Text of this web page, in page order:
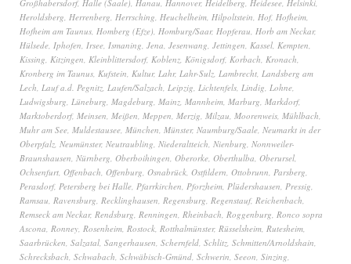
Großhabersdorf, Halle (Saale), Hanau, Hannover, Heidelberg, Heidesee, Helsinki,
Heroldsberg, Herrenberg, Herrsching, Heuchelheim, Hilpoltstein, Hof, Hofheim,
Hofheim am Taunus, Homberg (Efze), Homburg/Saar, Hopferau, Horb am Neckar,
Hülsede, Iphofen, Irsee, Ismaning, Jena, Jesenwang, Jettingen, Kassel, Kempten,
Kissing, Kitzingen, Kleinblittersdorf, Koblenz, Königsdorf, Korbach, Kronach,
Kronberg im Taunus, Kufstein, Kultur, Lahr, Lahr-Sulz, Lambrecht, Landsberg am
Lech, Lauf a.d. Pegnitz, Laufen/Salzach, Leipzig, Lichtenfels, Lindig, Lohne,
Ludwigsburg, Lüneburg, Magdeburg, Mainz, Mannheim, Marburg, Markdorf,
Marktoberdorf, Meinsen, Meißen, Meppen, Merzig, Milzau, Moorenweis, Mühlbach,
Muhr am See, Muldestausee, München, Münster, Naumburg/Saale, Neumarkt in der
Oberpfalz, Neumünster, Neutraubling, Niederaltteich, Nienburg, Nonnweiler-
Braunshausen, Nürnberg, Oberboihingen, Oberorke, Oberthulba, Oberursel,
Ochsenfurt, Offenbach, Offenburg, Osnabrück, Ostfildern, Ottobrunn, Parsberg,
Perasdorf, Petersberg bei Halle, Pfarrkirchen, Pforzheim, Plüdershausen, Pressig,
Ramsau, Ravensburg, Recklinghausen, Regensburg, Regenstauf, Reichenbach,
Remseck am Neckar, Rendsburg, Renningen, Rheinbach, Roggenburg, Ronco sopra
Ascona, Ronney, Rosenheim, Rostock, Rotthalmünster, Rüsselsheim, Rutesheim,
Saarbrücken, Salzatal, Sangerhausen, Schernfeld, Schlitz, Schmitten/Arnoldshain,
Schrecksbach, Schwabach, Schwäbisch-Gmünd, Schwerin, Seeon, Sinzing,